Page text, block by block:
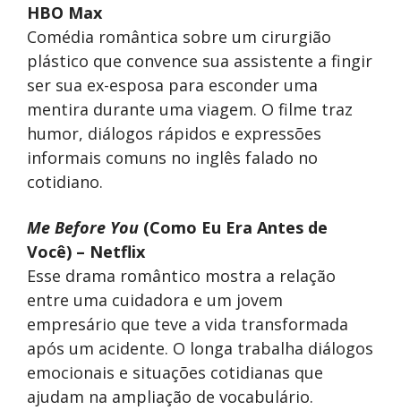
HBO Max
Comédia romântica sobre um cirurgião
plástico que convence sua assistente a fingir
ser sua ex-esposa para esconder uma
mentira durante uma viagem. O filme traz
humor, diálogos rápidos e expressões
informais comuns no inglês falado no
cotidiano.
Me Before You (Como Eu Era Antes de
Você) – Netflix
Esse drama romântico mostra a relação
entre uma cuidadora e um jovem
empresário que teve a vida transformada
após um acidente. O longa trabalha diálogos
emocionais e situações cotidianas que
ajudam na ampliação de vocabulário.